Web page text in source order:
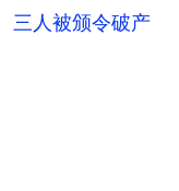
三人被颁令破产